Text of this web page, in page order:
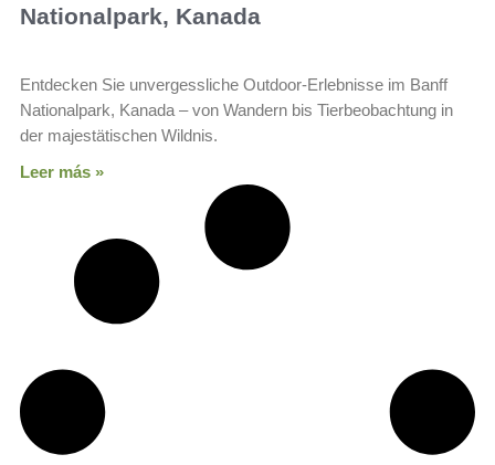
Nationalpark, Kanada
Entdecken Sie unvergessliche Outdoor-Erlebnisse im Banff
Nationalpark, Kanada – von Wandern bis Tierbeobachtung in
der majestätischen Wildnis.
Leer más »